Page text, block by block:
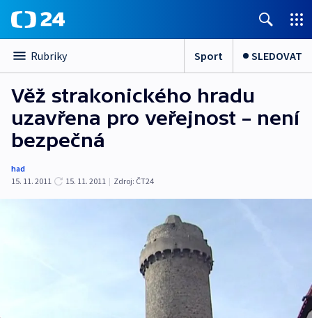
Rubriky Sport SLEDOVAT
Věž strakonického hradu
uzavřena pro veřejnost – není
bezpečná
had
15. 11. 2011
15. 11. 2011 | Zdroj: ČT24